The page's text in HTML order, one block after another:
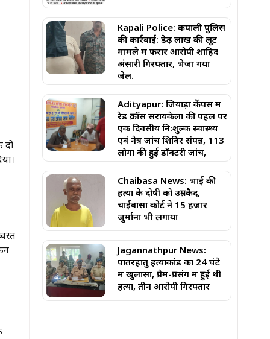
दो
Kapali Police: कपाली पुलिस
की कार्रवाई: डेढ़ लाख की लूट
मामले में फरार आरोपी शाहिद
अंसारी गिरफ्तार, भेजा गया
जेल.
Adityapur: जियाड़ा कैंपस में
रेड क्रॉस सरायकेला की पहल पर
एक दिवसीय नि:शुल्क स्वास्थ्य
एवं नेत्र जांच शिविर संपन्न, 113
लोगों की हुई डॉक्टरी जांच,
Chaibasa News: भाई की
हत्या के दोषी को उम्रकैद,
चाईबासा कोर्ट ने ₹15 हजार
जुर्माना भी लगाया
Jagannathpur News:
पातरहातु हत्याकांड का 24 घंटे
में खुलासा, प्रेम-प्रसंग में हुई थी
हत्या, तीन आरोपी गिरफ्तार